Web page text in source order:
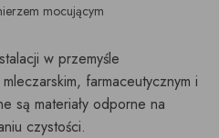
mocującym
w przemyśle
farmaceutycznym i
są materiały odporne na
czystości.